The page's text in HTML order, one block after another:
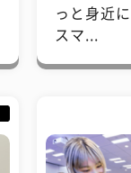
っと身近
スマ...